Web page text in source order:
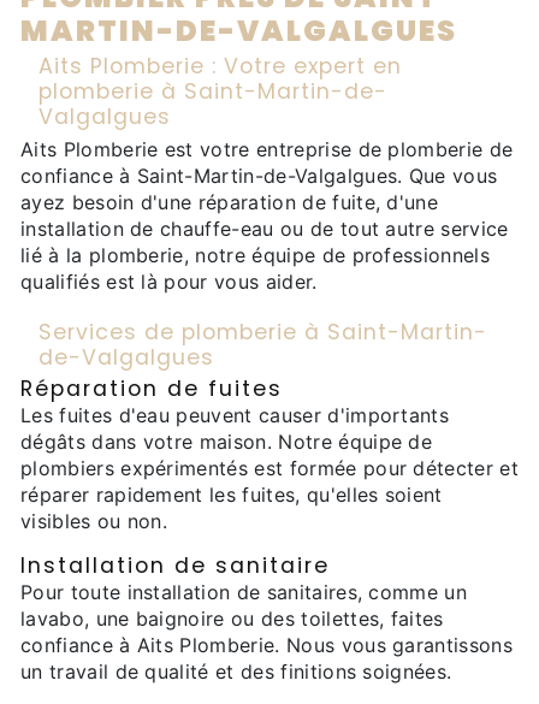
MARTIN-DE-VALGALGUES
Aits Plomberie : Votre expert en
plomberie à Saint-Martin-de-
Valgalgues
Aits Plomberie est votre entreprise de plomberie de
confiance à Saint-Martin-de-Valgalgues. Que vous
ayez besoin d'une réparation de fuite, d'une
installation de chauffe-eau ou de tout autre service
lié à la plomberie, notre équipe de professionnels
qualifiés est là pour vous aider.
Services de plomberie à Saint-Martin-
de-Valgalgues
Réparation de fuites
Les fuites d'eau peuvent causer d'importants
dégâts dans votre maison. Notre équipe de
plombiers expérimentés est formée pour détecter et
réparer rapidement les fuites, qu'elles soient
visibles ou non.
Installation de sanitaire
Pour toute installation de sanitaires, comme un
lavabo, une baignoire ou des toilettes, faites
confiance à Aits Plomberie. Nous vous garantissons
un travail de qualité et des finitions soignées.